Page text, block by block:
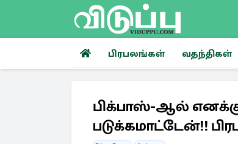
பிரபலங்கள் வதந்திகள்
பிக்பாஸ்-ஆல்
படுக்கமாட்டேன்!!